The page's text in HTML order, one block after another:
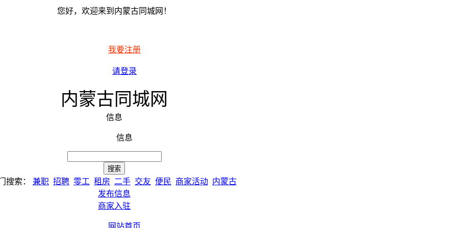
您好，欢迎来到内蒙古同城网！
我要注册
请登录
内蒙古同城网
信息
信息
搜索： 兼职 招聘 零工 租房 二手 交友 便民 商家活动 内蒙古
发布信息
商家入驻
网站首页